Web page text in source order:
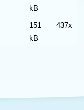
kB
151
kB
437x